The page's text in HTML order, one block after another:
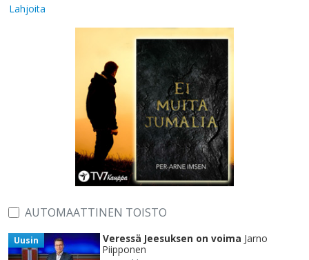
Lahjoita
AUTOMAATTINEN TOISTO
Uusin Veressä Jeesuksen on voima Jarno
Piipponen